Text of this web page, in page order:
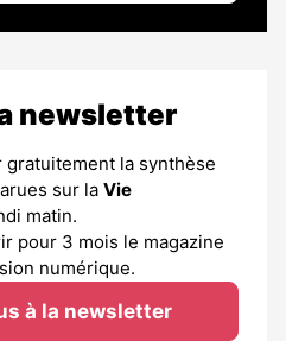
newsletter
la synthèse
sur la Vie
matin.
pour 3 mois le magazine
numérique.
à la newsletter